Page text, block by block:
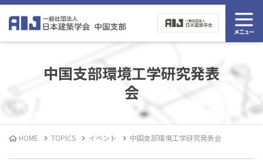
中国支部環境工学研究発表
会
HOME TOPICS イベント 中国支部環境工学研究発表会